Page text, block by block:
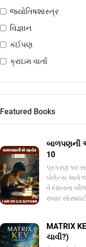
જ્યોતિષશાસ્ત્ર
વિજ્ઞાન
કંઈપણ
ક્રાઇમ વાર્તા
Featured Books
બાળપણની
10
પ્રકરણ ૧૦:
બેલેન્સ અને
વેકેશનના
સવાર
MATRIX
ચાવી?)